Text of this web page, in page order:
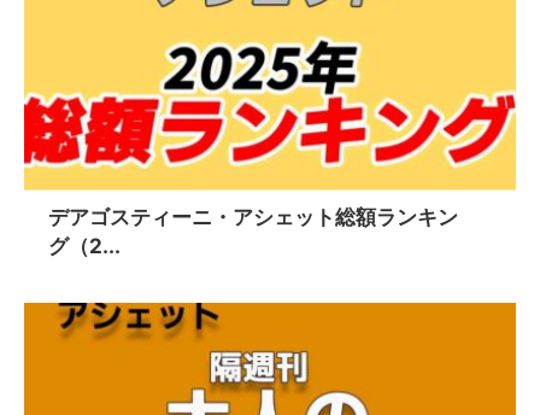
デアゴスティーニ・アシェット総額ランキン
グ（2...